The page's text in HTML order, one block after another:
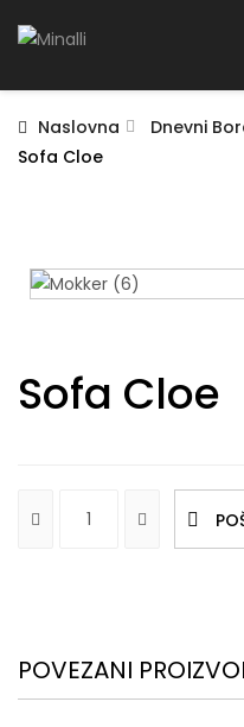
Naslovna Dnevni
Sofa Cloe
Sofa Cloe
POVEZANI